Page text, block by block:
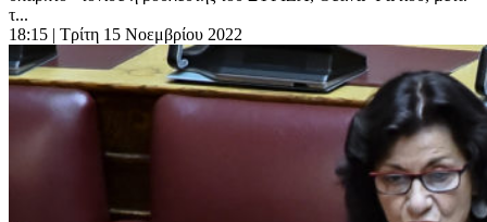
τ...
18:15 | Τρίτη 15 Νοεμβρίου 2022